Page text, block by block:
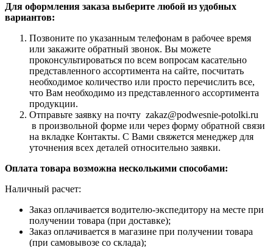
Для оформления заказа выберите любой из удобных
вариантов:
Позвоните по указанным телефонам в рабочее время
или закажите обратный звонок. Вы можете
проконсультироваться по всем вопросам касательно
представленного ассортимента на сайте, посчитать
необходимое количество или просто перечислить все,
что Вам необходимо из представленного ассортимента
продукции.
Отправьте заявку на почту zakaz@podwesnie-potolki.ru
в произвольной форме или через форму обратной связи
на вкладке Контакты. С Вами свяжется менеджер для
уточнения всех деталей относительно заявки.
Оплата товара возможна несколькими способами:
Наличный расчет:
Заказ оплачивается водителю-экспедитору на месте при
получении товара (при доставке);
Заказ оплачивается в магазине при получении товара
(при самовывозе со склада);